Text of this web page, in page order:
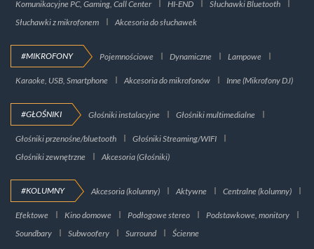
Komunikacyjne PC, Gaming, Call Center
HI-END
Słuchawki Bluetooth
Słuchawki z mikrofonem
Akcesoria do słuchawek
#MIKROFONY Pojemnościowe Dynamiczne Lampowe
Karaoke, USB, Smartphone Akcesoria do mikrofonów Inne (Mikrofony DJ)
#GŁOŚNIKI Głośniki instalacyjne Głośniki multimedialne
Głośniki przenośne/bluetooth
Głośniki Streaming/WIFI
Głośniki zewnętrzne
Akcesoria (Głośniki)
#KOLUMNY Akcesoria (kolumny) Aktywne Centralne (kolumny)
Efektowe Kino domowe Podłogowe stereo
Podstawkowe, monitory
Soundbary
Subwoofery Surround Ścienne